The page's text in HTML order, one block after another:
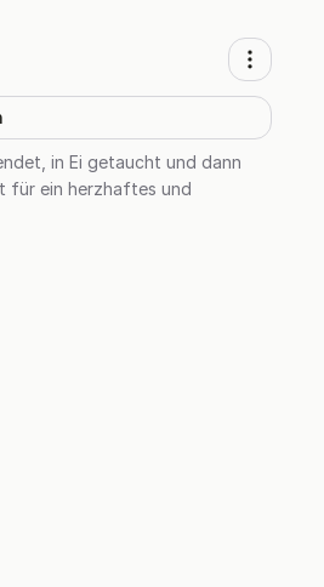
in Ei getaucht und dann
für ein herzhaftes und